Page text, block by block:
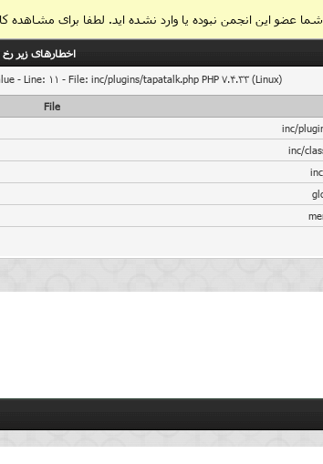
شما عضو این انجمن نبوده یا وارد نشده اید. لطفا برای مشاهده
اخطار‌های زیر رخ
- Line: 11 - File: inc/plugins/tapatalk.php PHP 7.4.33 (Linux)
File